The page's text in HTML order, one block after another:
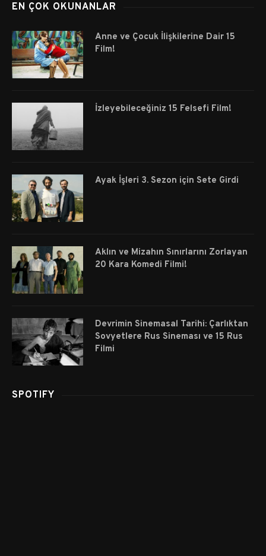
EN ÇOK OKUNANLAR
Anne ve Çocuk İlişkilerine Dair 15
Film!
İzleyebileceğiniz 15 Felsefi Film!
Ayak İşleri 3. Sezon için Sete Girdi
Aklın ve Mizahın Sınırlarını Zorlayan
20 Kara Komedi Filmi!
Devrimin Sinemasal Tarihi: Çarlıktan
Sovyetlere Rus Sineması ve 15 Rus
Filmi
SPOTIFY